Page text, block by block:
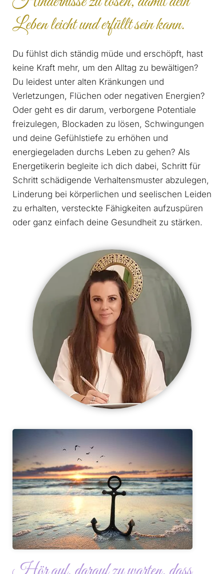
Leben leicht und erfüllt sein kann.
Du fühlst dich ständig müde und erschöpft, hast
keine Kraft mehr, um den Alltag zu bewältigen?
Du leidest unter alten Kränkungen und
Verletzungen, Flüchen oder negativen Energien?
Oder geht es dir darum, verborgene Potentiale
freizulegen, Blockaden zu lösen, Schwingungen
und deine Gefühlstiefe zu erhöhen und
energiegeladen durchs Leben zu gehen? Als
Energetikerin begleite ich dich dabei, Schritt für
Schritt schädigende Verhaltensmuster abzulegen,
Linderung bei körperlichen und seelischen Leiden
zu erhalten, versteckte Fähigkeiten aufzuspüren
oder ganz einfach deine Gesundheit zu stärken.